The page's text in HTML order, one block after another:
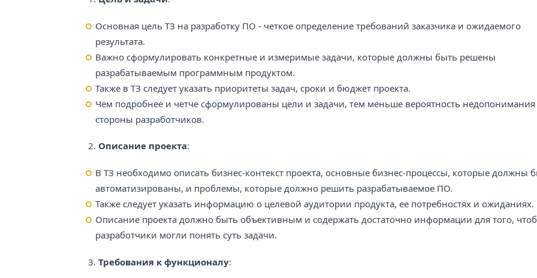
Основная цель ТЗ на разработку ПО - четкое определение требований заказчика и ожидаемого
результата.
Важно сформулировать конкретные и измеримые задачи, которые должны быть решены
разрабатываемым программным продуктом.
Также в ТЗ следует указать приоритеты задач, сроки и бюджет проекта.
Чем подробнее и четче сформулированы цели и задачи, тем меньше вероятность недопонимания
стороны разработчиков.
2. Описание проекта:
В ТЗ необходимо описать бизнес-контекст проекта, основные бизнес-процессы, которые должны
автоматизированы, и проблемы, которые должно решить разрабатываемое ПО.
Также следует указать информацию о целевой аудитории продукта, ее потребностях и ожиданиях.
Описание проекта должно быть объективным и содержать достаточно информации для того,
разработчики могли понять суть задачи.
3. Требования к функционалу: